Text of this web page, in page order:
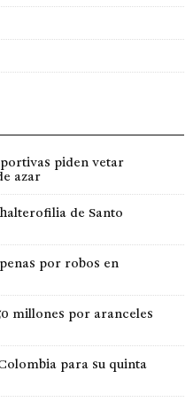
piden vetar
azar
de Santo
por robos en
millones por aranceles
para su quinta